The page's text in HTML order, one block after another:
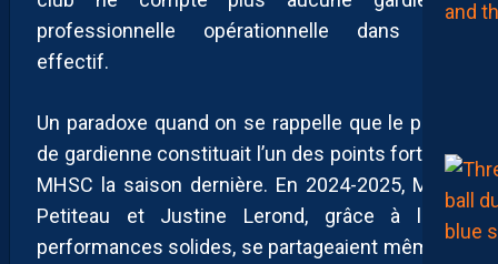
professionnelle opérationnelle dans son
effectif.
Un paradoxe quand on se rappelle que le poste
de gardienne constituait l’un des points forts du
MHSC la saison dernière. En 2024-2025, Marie
Petiteau et Justine Lerond, grâce à leurs
performances solides, se partageaient même le